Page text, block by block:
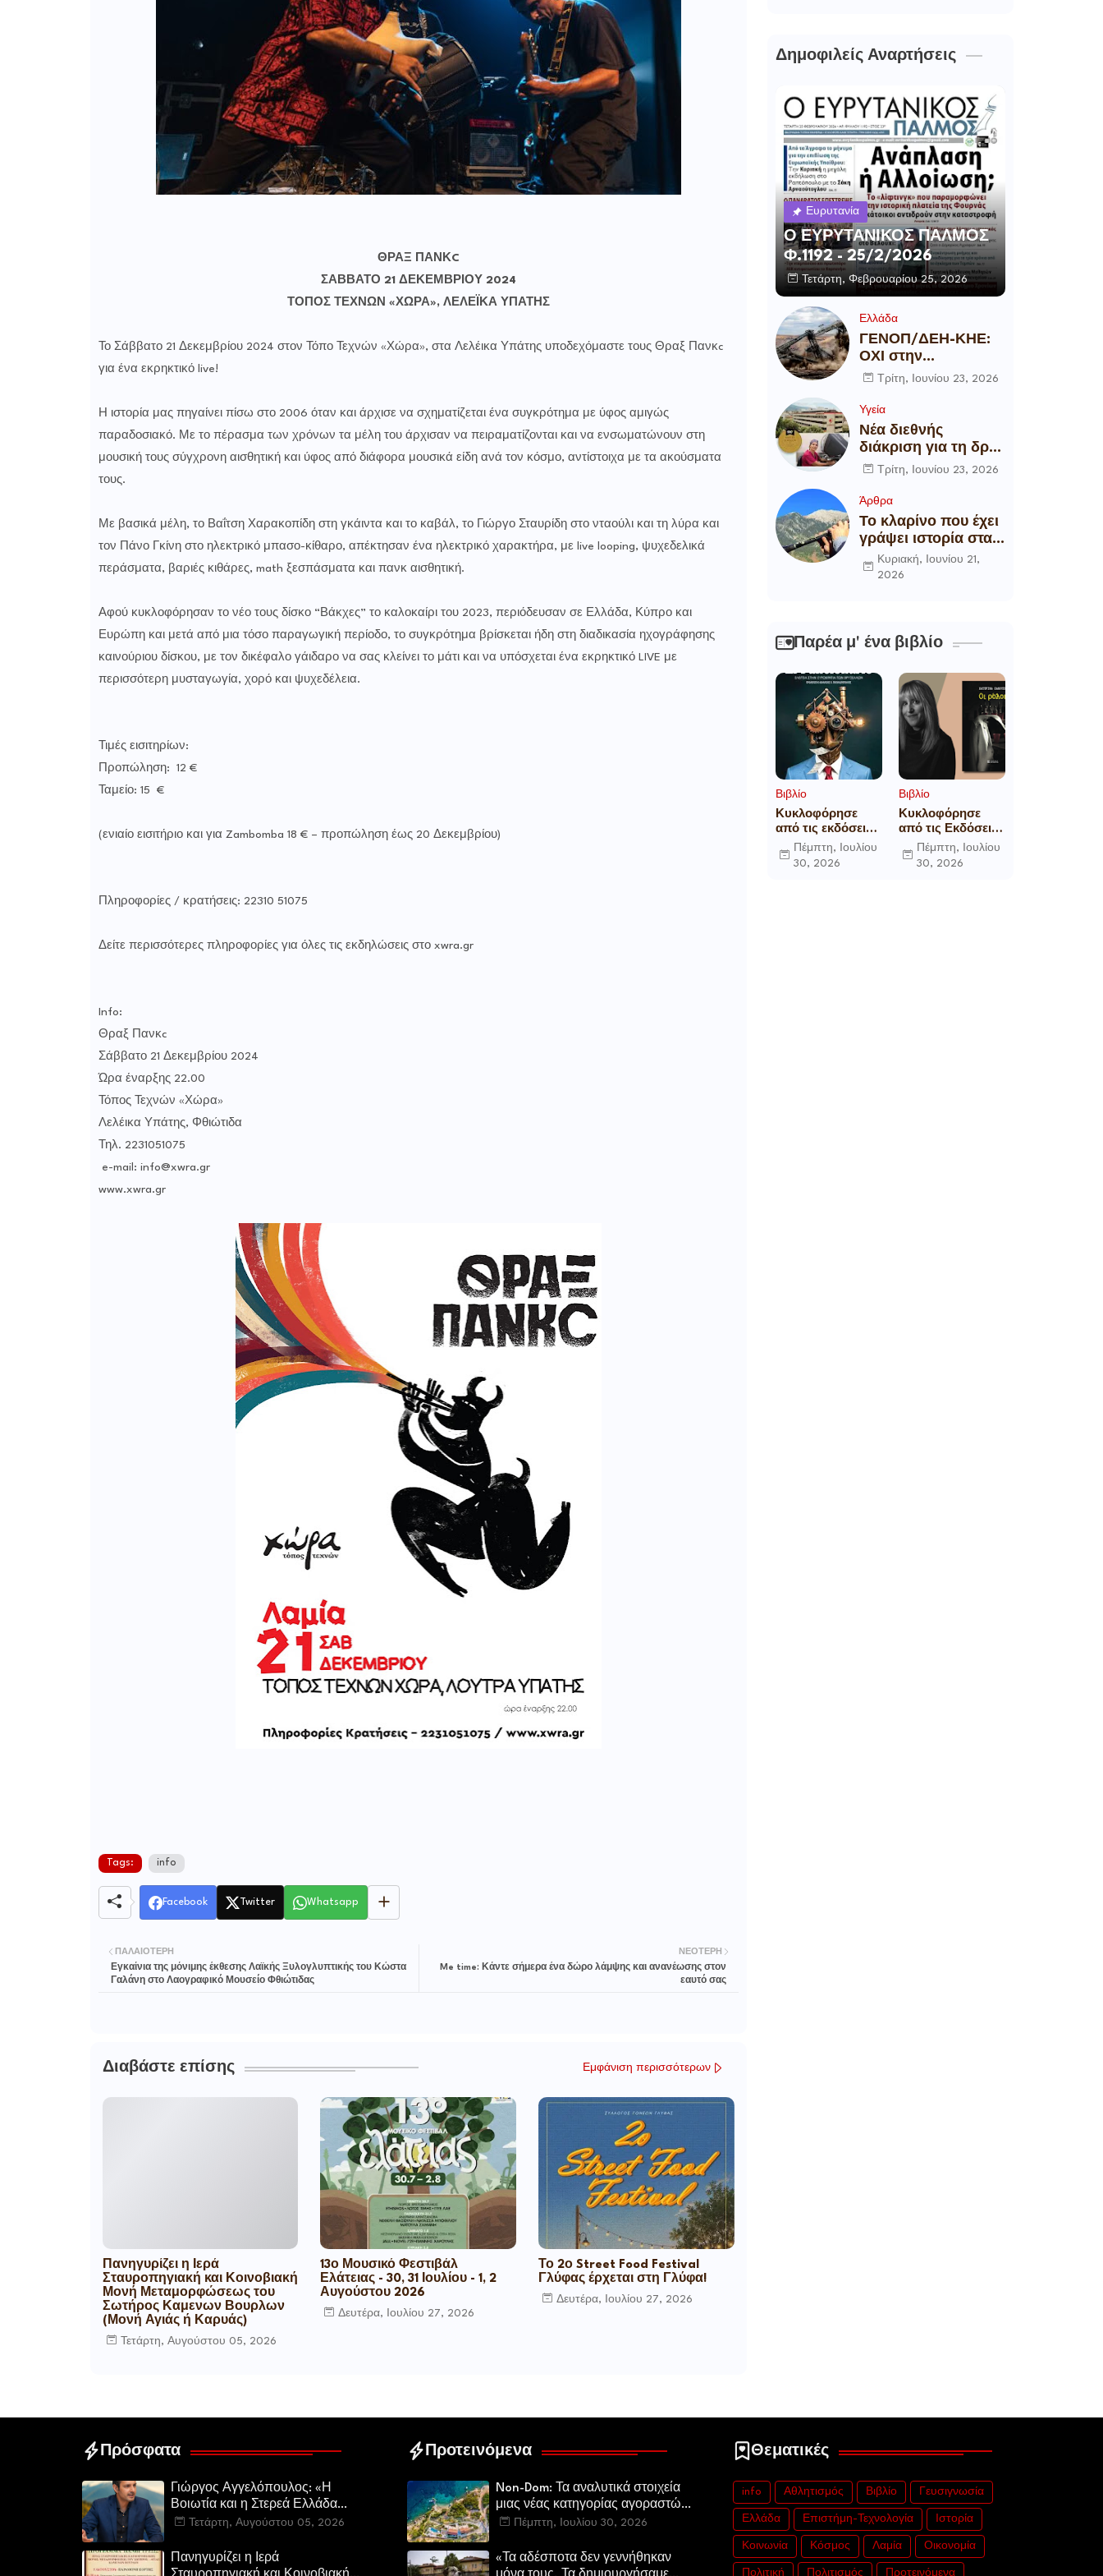
ΘΡΑΞ ΠΑΝΚC
ΣΑΒΒΑΤΟ 21 ΔΕΚΕΜΒΡΙΟΥ 2024
ΤΟΠΟΣ ΤΕΧΝΩΝ «ΧΩΡΑ», ΛΕΛΕΪΚΑ ΥΠΑΤΗΣ
Το Σάββατο 21 Δεκεμβρίου 2024 στον Τόπο Τεχνών «Χώρα», στα Λελέικα Υπάτης υποδεχόμαστε τους Θραξ Πανκc
για ένα εκρηκτικό live!
Η ιστορία μας πηγαίνει πίσω στο 2006 όταν και άρχισε να σχηματίζεται ένα συγκρότημα με ύφος αμιγώς
παραδοσιακό. Με το πέρασμα των χρόνων τα μέλη του άρχισαν να πειραματίζονται και να ενσωματώνουν στη
μουσική τους σύγχρονη αισθητική και ύφος από διάφορα μουσικά είδη ανά τον κόσμο, αντίστοιχα με τα ακούσματα
τους.
Με βασικά μέλη, το Βαΐτση Χαρακοπίδη στη γκάιντα και το καβάλ, το Γιώργο Σταυρίδη στο νταούλι και τη λύρα και
τον Πάνο Γκίνη στο ηλεκτρικό μπασο-κίθαρο, απέκτησαν ένα ηλεκτρικό χαρακτήρα, με live looping, ψυχεδελικά
περάσματα, βαριές κιθάρες, math ξεσπάσματα και πανκ αισθητική.
Αφού κυκλοφόρησαν το νέο τους δίσκο “Βάκχες” το καλοκαίρι του 2023, περιόδευσαν σε Ελλάδα, Κύπρο και
Ευρώπη και μετά από μια τόσο παραγωγική περίοδο, το συγκρότημα βρίσκεται ήδη στη διαδικασία ηχογράφησης
καινούριου δίσκου, με τον δικέφαλο γάιδαρο να σας κλείνει το μάτι και να υπόσχεται ένα εκρηκτικό LIVE με
περισσότερη μυσταγωγία, χορό και ψυχεδέλεια.
Τιμές εισιτηρίων:
Προπώληση: 12 €
Ταμείο: 15 €
(ενιαίο εισιτήριο και για Zambomba 18 € – προπώληση έως 20 Δεκεμβρίου)
Πληροφορίες / κρατήσεις: 22310 51075
Δείτε περισσότερες πληροφορίες για όλες τις εκδηλώσεις στο xwra.gr
Info:
Θραξ Πανκc
Σάββατο 21 Δεκεμβρίου 2024
Ώρα έναρξης 22.00
Τόπος Τεχνών «Χώρα»
Λελέικα Υπάτης, Φθιώτιδα
Τηλ. 2231051075
e-mail: info@xwra.gr
www.xwra.gr
Tags: info
Facebook Twitter Whatsapp
ΝΕΌΤΕΡΗ
Me time: Κάντε σήμερα ένα δώρο λάμψης και ανανέωσης στον
εαυτό σας
ΠΑΛΑΙΌΤΕΡΗ
Εγκαίνια της μόνιμης έκθεσης Λαϊκής Ξυλογλυπτικής του Κώστα
Γαλάνη στο Λαογραφικό Μουσείο Φθιώτιδας
Διαβάστε επίσης Εμφάνιση περισσότερων
Πανηγυρίζει η Ιερά
Σταυροπηγιακή και Κοινοβιακή
Μονή Μεταμορφώσεως του
Σωτήρος Καμενων Βουρλων
(Μονή Αγιάς ή Καρυάς)
Τετάρτη, Αυγούστου 05, 2026
13ο Μουσικό Φεστιβάλ
Ελάτειας - 30, 31 Ιουλίου - 1, 2
Αυγούστου 2026
Δευτέρα, Ιουλίου 27, 2026
Το 2ο Street Food Festival
Γλύφας έρχεται στη Γλύφα!
Δευτέρα, Ιουλίου 27, 2026
Δημοφιλείς Αναρτήσεις
Ευρυτανία
Ο ΕΥΡΥΤΑΝΙΚΟΣ ΠΑΛΜΟΣ
Φ.1192 - 25/2/2026
Τετάρτη, Φεβρουαρίου 25, 2026
Ελλάδα
ΓΕΝΟΠ/ΔΕΗ-ΚΗΕ:
ΟΧΙ στην
αποξήλωση των
υποδομών της
χώρας
Τρίτη, Ιουνίου 23, 2026
Υγεία
Νέα διεθνής
διάκριση για τη δρ
Θάλεια
Διευθύντρια
Xειρουργό του
Metropolitan
General
Τρίτη, Ιουνίου 23, 2026
Άρθρα
Το κλαρίνο που έχει
γράψει ιστορία στα
χωριά της Ρούμελης
Κυριακή, Ιουνίου 21,
2026
Παρέα μ' ένα βιβλίο
Βιβλίο
Κυκλοφόρησε
από τις εκδόσεις
Gema το
μυθιστόρημα του
Πέμπτη, Ιουλίου
30, 2026
Βιβλίο
Κυκλοφόρησε
από τις Εκδόσεις
Επίμετρο το
αστυνομικό
Πέμπτη, Ιουλίου
30, 2026
Πρόσφατα
Γιώργος Αγγελόπουλος: «Η
Βοιωτία και η Στερεά Ελλάδα
καίγεται. Η Κυβέρνηση και η
αυτοθαυμάζονται.»
Τετάρτη, Αυγούστου 05, 2026
Πανηγυρίζει η Ιερά
Προτεινόμενα
Non-Dom: Τα αναλυτικά στοιχεία
μιας νέας κατηγορίας αγοραστών
στην ελληνική αγορά πολυτελών
Πέμπτη, Ιουλίου 30, 2026
«Τα αδέσποτα δεν γεννήθηκαν
Θεματικές
info Αθλητισμός Βιβλίο Γευσιγνωσία
Ελλάδα Επιστήμη-Τεχνολογία Ιστορία
Κοινωνία Κόσμος Λαμία Οικονομία
Πολιτική Πολιτισμός Προτεινόμενα